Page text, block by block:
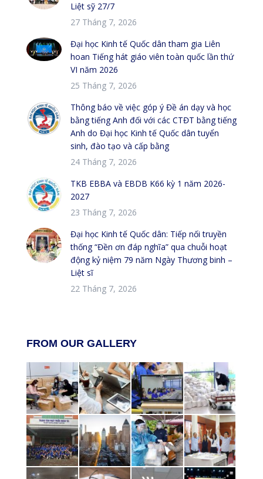
Liệt sỹ 27/7
27 Tháng 7, 2026
Đại học Kinh tế Quốc dân tham gia Liên
hoan Tiếng hát giáo viên toàn quốc lần thứ
VI năm 2026
25 Tháng 7, 2026
Thông báo về việc góp ý Đề án dạy và học
bằng tiếng Anh đối với các CTĐT bằng tiếng
Anh do Đại học Kinh tế Quốc dân tuyển
sinh, đào tạo và cấp bằng
24 Tháng 7, 2026
TKB EBBA và EBDB K66 kỳ 1 năm 2026-
2027
23 Tháng 7, 2026
Đại học Kinh tế Quốc dân: Tiếp nối truyền
thống “Đền ơn đáp nghĩa” qua chuỗi hoạt
động kỷ niệm 79 năm Ngày Thương binh –
Liệt sĩ
22 Tháng 7, 2026
FROM OUR GALLERY